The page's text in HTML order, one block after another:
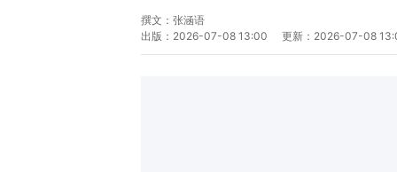
撰文： 张涵语
出版： 2026-07-08 13:00 更新： 2026-07-08